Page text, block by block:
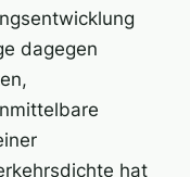
dagegen
hat